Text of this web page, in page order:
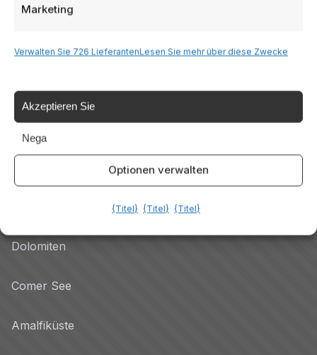
Marketing
Verwalten Sie 726 LieferantenLesen Sie mehr über diese Zwecke
Akzeptieren Sie
Nega
Optionen verwalten
{Titel} {Titel} {Titel}
Tutte le Regioni →
Dolomiten
Comer See
Amalfiküste